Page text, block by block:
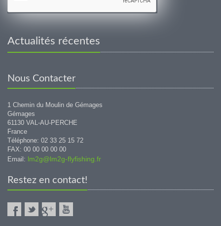
Actualités récentes
Nous Contacter
1 Chemin du Moulin de Gémages
Gémages
61130 VAL-AU-PERCHE
France
Téléphone: 02 33 25 15 72
FAX: 00 00 00 00 00
Email: lm2g@lm2g-flyfishing.fr
Restez en contact!